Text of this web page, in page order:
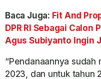
Baca Juga: Fit And
DPR RI Sebagai Calon
Agus Subiyanto Ingin
“Pendanaannya sudah
2023, dan untuk tahun